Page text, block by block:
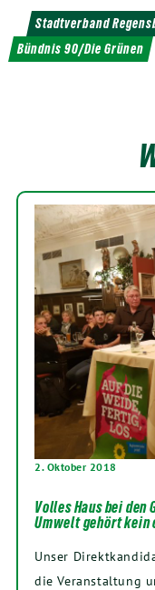
Weiter
zum
Inhalt
Stadtverband
Bündnis 90/Die Grünen
2. Oktober 2018
Volles Haus bei
Umwelt gehört kein
Unser
die Ver­an­stal­tung